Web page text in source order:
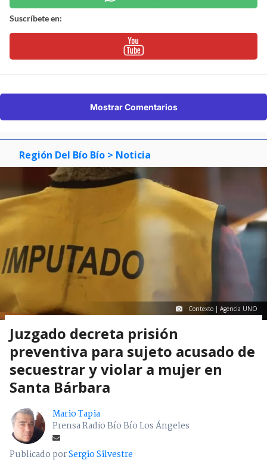
Suscríbete en:
Mostrar Comentarios
Región Del Bío Bío > Noticia
Contexto | Agencia UNO
Juzgado decreta prisión
preventiva para sujeto acusado de
secuestrar y violar a mujer en
Santa Bárbara
Mario Tapia
Prensa Radio Bío Bío Los Ángeles
Publicado porSergio Silvestre